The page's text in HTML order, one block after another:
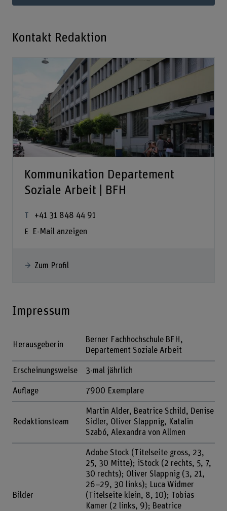
Kontakt Redaktion
Kommunikation Departement
Soziale Arbeit | BFH
+41 31 848 44 91
E-Mail anzeigen
Zum Profil
Impressum
Herausgeberin
Berner Fachhochschule BFH,
Departement Soziale Arbeit
Erscheinungsweise 3-mal jährlich
Auflage 7900 Exemplare
Redaktionsteam
Martin Alder, Beatrice Schild, Denise
Sidler, Oliver Slappnig, Katalin
Szabó, Alexandra von Allmen
Bilder
Adobe Stock (Titelseite gross, 23,
25, 30 Mitte); iStock (2 rechts, 5, 7,
30 rechts); Oliver Slappnig (3, 21,
26–29, 30 links); Luca Widmer
(Titelseite klein, 8, 10); Tobias
Kamer (2 links, 9); Beatrice